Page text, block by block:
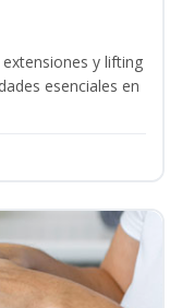
y lifting
esenciales en